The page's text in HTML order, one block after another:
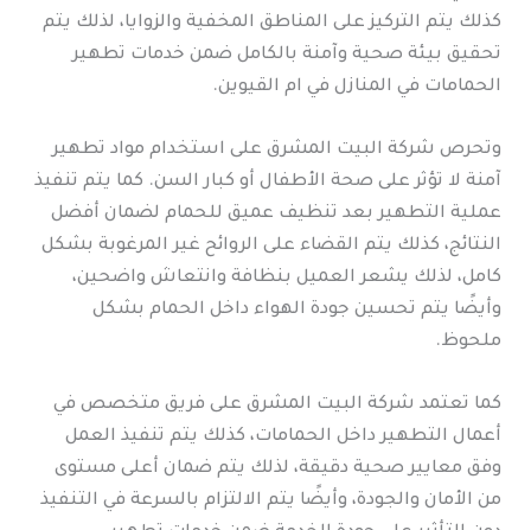
كذلك يتم التركيز على المناطق المخفية والزوايا، لذلك يتم
تحقيق بيئة صحية وآمنة بالكامل ضمن خدمات تطهير
الحمامات في المنازل في ام القيوين.
وتحرص شركة البيت المشرق على استخدام مواد تطهير
آمنة لا تؤثر على صحة الأطفال أو كبار السن. كما يتم تنفيذ
عملية التطهير بعد تنظيف عميق للحمام لضمان أفضل
النتائج، كذلك يتم القضاء على الروائح غير المرغوبة بشكل
كامل، لذلك يشعر العميل بنظافة وانتعاش واضحين،
وأيضًا يتم تحسين جودة الهواء داخل الحمام بشكل
ملحوظ.
كما تعتمد شركة البيت المشرق على فريق متخصص في
أعمال التطهير داخل الحمامات، كذلك يتم تنفيذ العمل
وفق معايير صحية دقيقة، لذلك يتم ضمان أعلى مستوى
من الأمان والجودة، وأيضًا يتم الالتزام بالسرعة في التنفيذ